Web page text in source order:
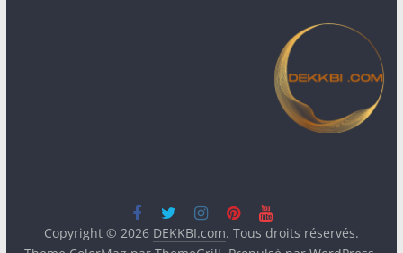
Copyright © 2026 DEKKBI.com. Tous droits réservés.